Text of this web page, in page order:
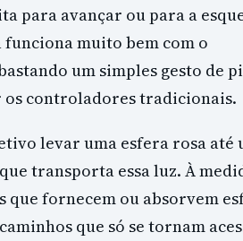
para avançar ou para a
muito bem com o
um simples gesto de
os controladores tradicionais.
levar uma esfera rosa
transporta essa luz. À
fornecem ou absorvem
que só se tornam